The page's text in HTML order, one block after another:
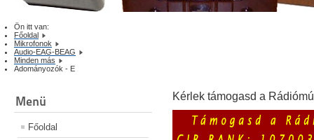
Ön itt van:
Főoldal
Mikrofonok
Audio-EAG-BEAG
Minden más
Adományozók - E
Menü
Főoldal
Kérlek támogasd a